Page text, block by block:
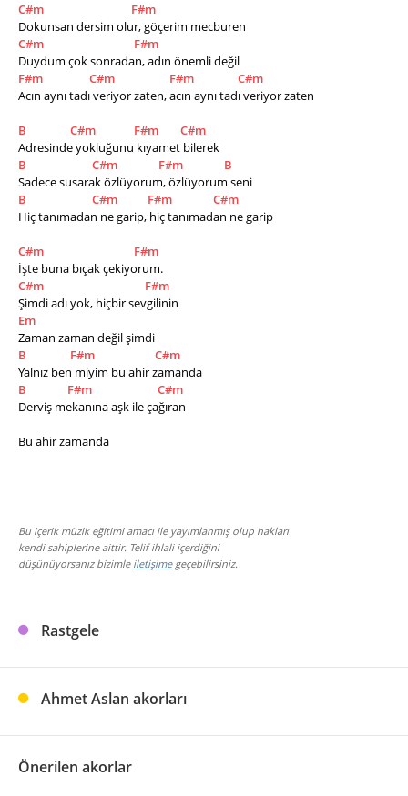
C#m
F#m
Dokunsan dersim olur, göçerim mecburen
C#m
F#m
Duydum çok sonradan, adın önemli değil
F#m
C#m F#m
C#m
Acın aynı tadı veriyor zaten, acın aynı tadı veriyor zaten
B C#m F#m
C#m
Adresinde yokluğunu kıyamet bilerek
B
C#m F#m
B
Sadece susarak özlüyorum, özlüyorum seni
B
C#m F#m
C#m
Hiç tanımadan ne garip, hiç tanımadan ne garip
C#m
F#m
İşte buna bıçak çekiyorum.
C#m
F#m
Şimdi adı yok, hiçbir sevgilinin
Em
Zaman zaman değil şimdi
B
F#m
C#m
Yalnız ben miyim bu ahir zamanda
B
F#m
C#m
Derviş mekanına aşk ile çağıran
Bu ahir zamanda
Bu içerik müzik eğitimi amacı ile yayımlanmış olup hakları
kendi sahiplerine aittir. Telif ihlali içerdiğini
düşünüyorsanız bizimle iletişimegeçebilirsiniz.
Rastgele
Ahmet Aslan akorları
Önerilen akorlar